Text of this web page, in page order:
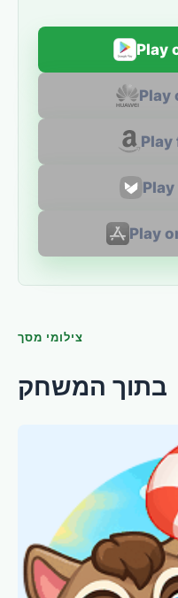
Play
Play
Play
Play
צילומי מסך
בתוך המשחק